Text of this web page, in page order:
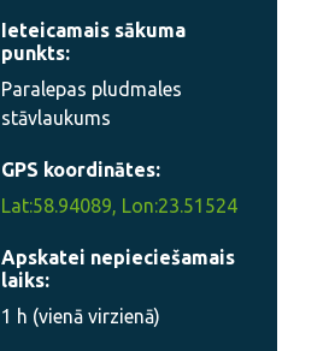
Ieteicamais sākuma
punkts:
Paralepas pludmales
stāvlaukums
GPS koordinātes:
Lat:58.94089, Lon:23.51524
Apskatei nepieciešamais
laiks:
1 h (vienā virzienā)